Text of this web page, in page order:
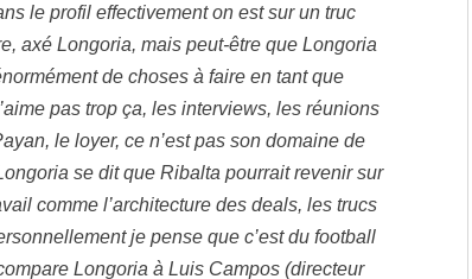
le profil effectivement on est sur un truc
axé Longoria, mais peut-être que Longoria
de choses à faire en tant que
pas trop ça, les interviews, les réunions
le loyer, ce n’est pas son domaine de
se dit que Ribalta pourrait revenir sur
comme l’architecture des deals, les trucs
je pense que c’est du football
Longoria à Luis Campos (directeur